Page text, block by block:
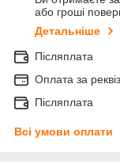
або гроші
Детальніше
Післяплата
Оплата за
Післяплата
Всі умови оплати